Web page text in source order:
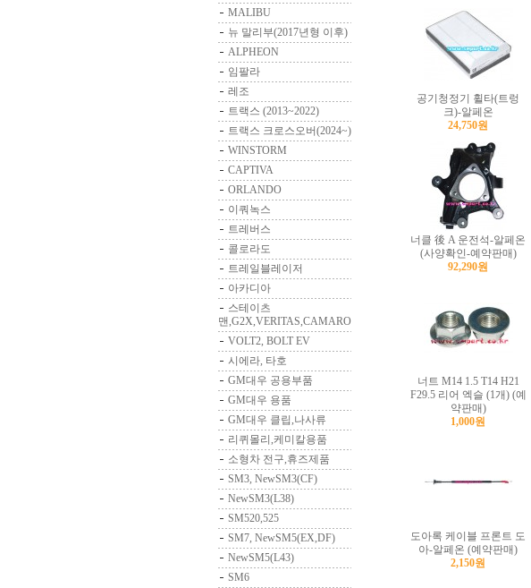
MALIBU
뉴 말리부(2017년형 이후)
ALPHEON
임팔라
레조
트랙스 (2013~2022)
트랙스 크로스오버(2024~)
WINSTORM
CAPTIVA
ORLANDO
이쿼녹스
트레버스
콜로라도
트레일블레이저
아카디아
스테이츠
맨,G2X,VERITAS,CAMARO
VOLT2, BOLT EV
시에라, 타호
GM대우 공용부품
GM대우 용품
GM대우 클립,나사류
리퀴몰리,케미칼용품
소형차 전구,휴즈제품
SM3, NewSM3(CF)
NewSM3(L38)
SM520,525
SM7, NewSM5(EX,DF)
NewSM5(L43)
SM6
공기청정기 휠타(트렁
크)-알페온
24,750원
너클 後 A 운전석-알페온
(사양확인-예약판매)
92,290원
너트 M14 1.5 T14 H21
F29.5 리어 엑슬 (1개) (예
약판매)
1,000원
도아록 케이블 프론트 도
아-알페온 (예약판매)
2,150원